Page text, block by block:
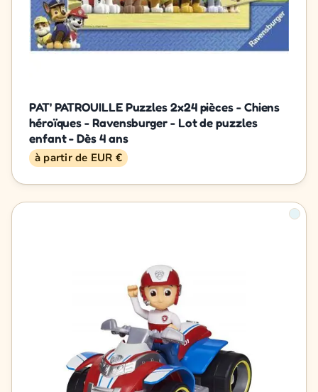
PAT' PATROUILLE Puzzles 2x24 pièces - Chiens
héroïques - Ravensburger - Lot de puzzles
enfant - Dès 4 ans
à partir de EUR €